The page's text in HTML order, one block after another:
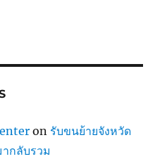
on รับขนย้ายจังหวัด
กลับรวม